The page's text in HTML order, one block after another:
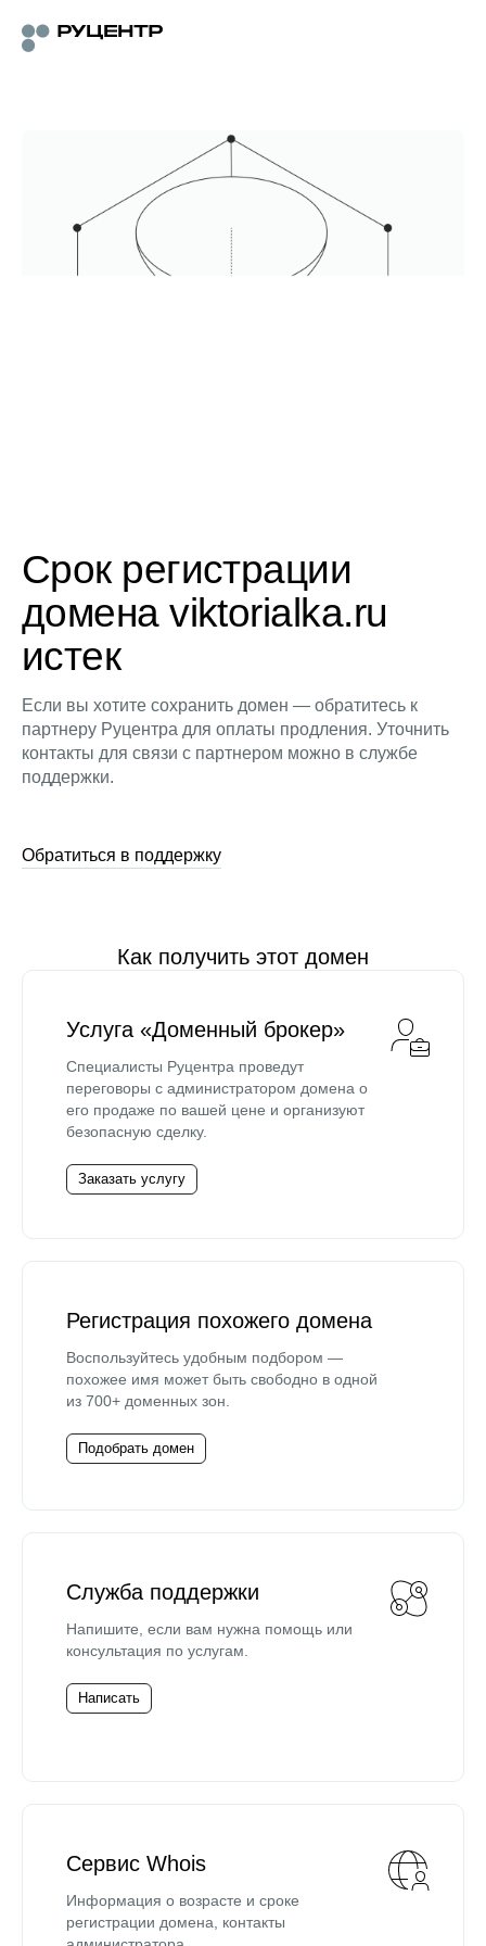
Срок регистрации
домена viktorialka.ru
истек
Если вы хотите сохранить домен — обратитесь к
партнеру Руцентра для оплаты продления. Уточнить
контакты для связи с партнером можно в службе
поддержки.
Обратиться в поддержку
Как получить этот домен
Услуга «Доменный брокер»
Специалисты Руцентра проведут
переговоры с администратором домена о
его продаже по вашей цене и организуют
безопасную сделку.
Заказать услугу
Регистрация похожего домена
Воспользуйтесь удобным подбором —
похожее имя может быть свободно в одной
из 700+ доменных зон.
Подобрать домен
Служба поддержки
Напишите, если вам нужна помощь или
консультация по услугам.
Написать
Сервис Whois
Информация о возрасте и сроке
регистрации домена, контакты